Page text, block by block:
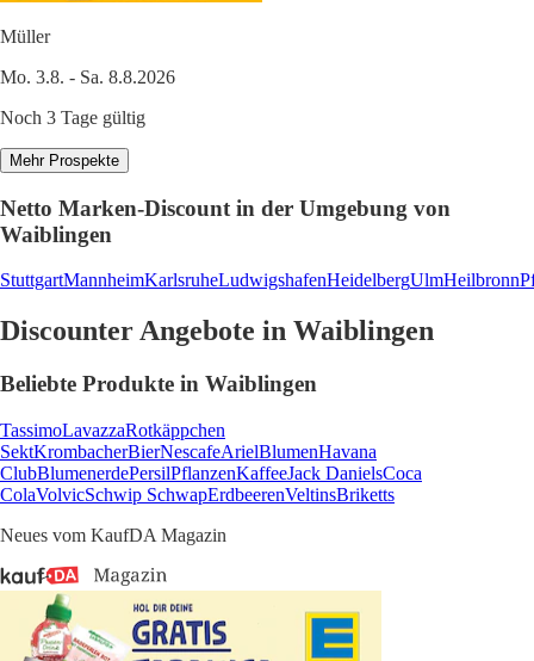
Müller
Mo. 3.8. - Sa. 8.8.2026
Noch 3 Tage gültig
Mehr Prospekte
Netto Marken-Discount in der Umgebung von
Waiblingen
StuttgartMannheimKarlsruheLudwigshafenHeidelbergUlmHeilbronn
Discounter Angebote in Waiblingen
Beliebte Produkte in Waiblingen
TassimoLavazzaRotkäppchen
SektKrombacherBierNescafeArielBlumenHavana
ClubBlumenerdePersilPflanzenKaffeeJack DanielsCoca
ColaVolvicSchwip SchwapErdbeerenVeltinsBriketts
Neues vom KaufDA Magazin